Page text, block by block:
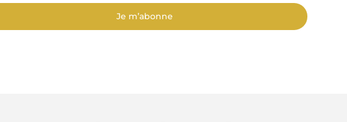
Je m’abonne